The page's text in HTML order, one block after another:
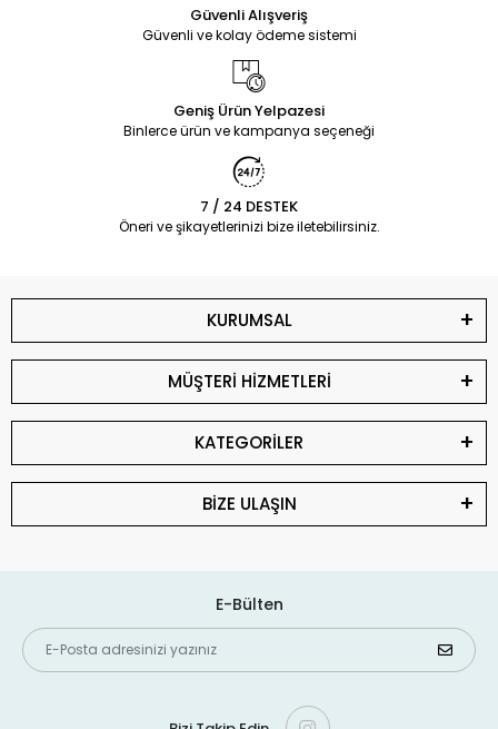
Güvenli Alışveriş
Güvenli ve kolay ödeme sistemi
Geniş Ürün Yelpazesi
Binlerce ürün ve kampanya seçeneği
7 / 24 DESTEK
Öneri ve şikayetlerinizi bize iletebilirsiniz.
KURUMSAL
MÜŞTERİ HİZMETLERİ
KATEGORİLER
BİZE ULAŞIN
E-Bülten